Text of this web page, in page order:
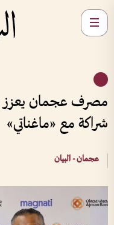
مصرف عجمان يعزز
شراكة مع «ماغناتي»
عجمان - البيان